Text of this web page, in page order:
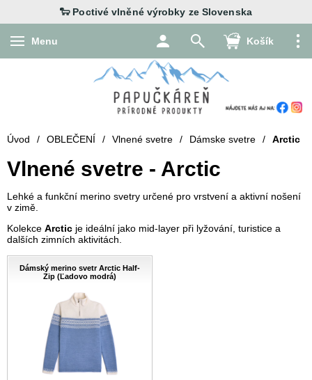
Menu Košík
Úvod / OBLEČENÍ / Vlnené svetre / Dámske svetre / Arctic
Vlnené svetre - Arctic
Lehké a funkční merino svetry určené pro vrstvení a aktivní nošení
v zimě.
Kolekce Arctic je ideální jako mid-layer při lyžování, turistice a
dalších zimních aktivitách.
Dámský merino svetr Arctic Half-
Zip (Ľadovo modrá)